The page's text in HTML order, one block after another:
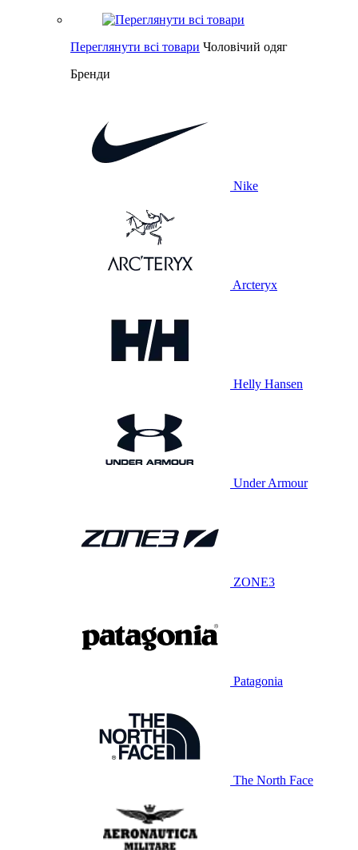
Переглянути всі товари Чоловічий одяг
Бренди
Nike
Arcteryx
Helly Hansen
Under Armour
ZONE3
Patagonia
The North Face